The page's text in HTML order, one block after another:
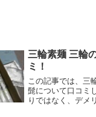
三輪素麺 三輪
ミ！
この記事では、三
髭について口コミ
りではなく、デメ